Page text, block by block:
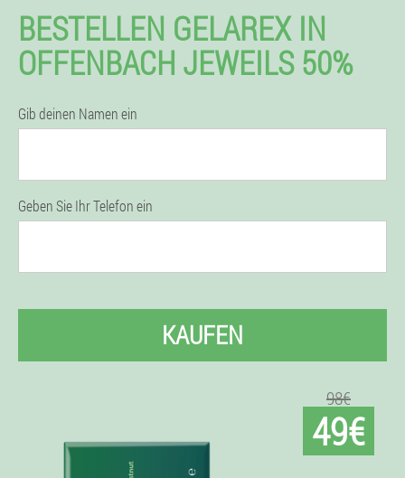
BESTELLEN GELAREX IN
OFFENBACH JEWEILS 50%
Gib deinen Namen ein
Geben Sie Ihr Telefon ein
KAUFEN
98€
49€